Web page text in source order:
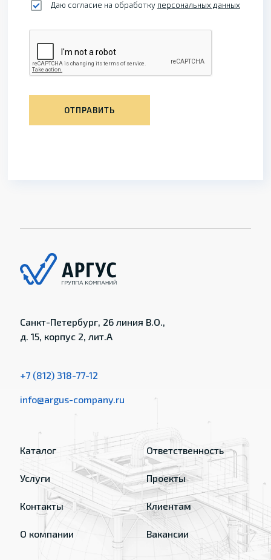
Даю согласие на обработку персональных данных
ОТПРАВИТЬ
Санкт-Петербург, 26 линия В.О.,
д. 15, корпус 2, лит.А
+7 (812) 318-77-12
info@argus-company.ru
Каталог
Услуги
Контакты
О компании
Ответственность
Проекты
Клиентам
Вакансии